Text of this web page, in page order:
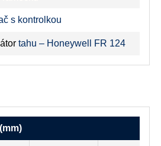
s kontrolkou
tahu – Honeywell FR 124